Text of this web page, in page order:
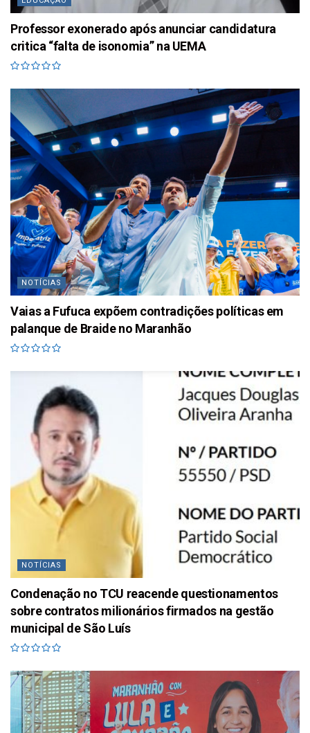
Professor exonerado após anunciar candidatura
critica “falta de isonomia” na UEMA
NOTÍCIAS
Vaias a Fufuca expõem contradições políticas em
palanque de Braide no Maranhão
NOTÍCIAS
Condenação no TCU reacende questionamentos
sobre contratos milionários firmados na gestão
municipal de São Luís